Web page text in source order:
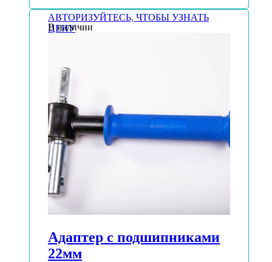
АВТОРИЗУЙТЕСЬ, ЧТОБЫ УЗНАТЬ
ЦЕНУ
В наличии
Адаптер с подшипниками
22мм